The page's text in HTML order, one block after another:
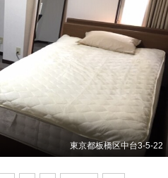
東京都板橋区中台3-5-22